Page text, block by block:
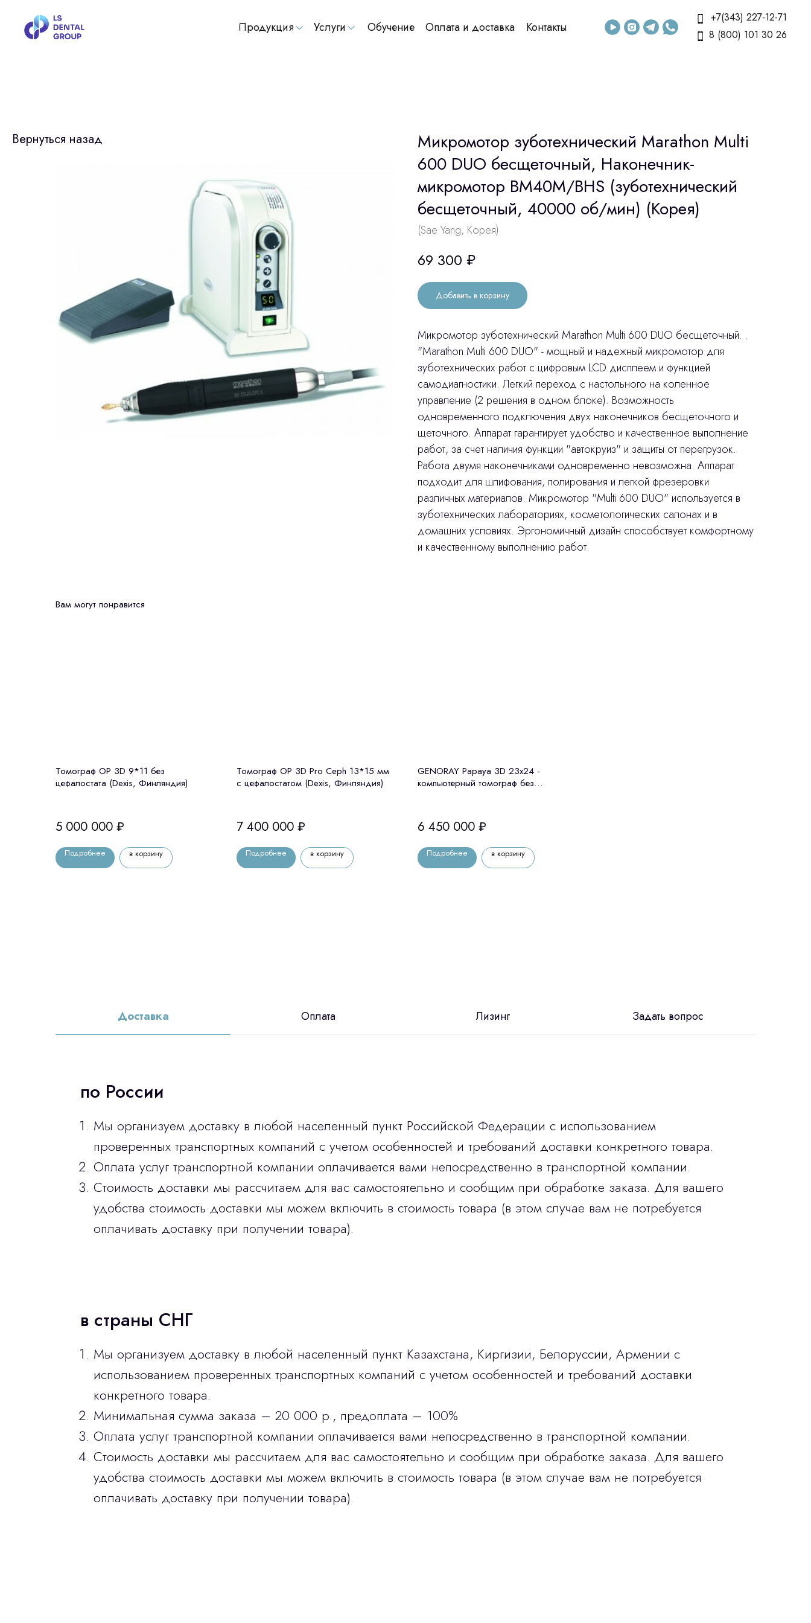
Обучение
Продукция Услуги Оплата и доставка Контакты
+7(343) 227-12-71
8 (800) 101 30 26
Вернуться назад
Микромотор зуботехнический Marathon Multi
600 DUO бесщеточный, Наконечник-
микромотор BM40M/BHS (зуботехнический
бесщеточный, 40000 об/мин) (Корея)
(Sae Yang, Корея)
69 300 ₽
Добавить в корзину
Микромотор зуботехнический Marathon Multi 600 DUO бесщеточный. .
"Marathon Multi 600 DUO" - мощный и надежный микромотор для
зуботехнических работ c цифровым LCD дисплеем и функцией
самодиагностики. Легкий переход с настольного на коленное
управление (2 решения в одном блоке). Возможность
одновременного подключения двух наконечников бесщеточного и
щеточного. Аппарат гарантирует удобство и качественное выполнение
работ, за счет наличия функции "автокруиз" и защиты от перегрузок.
Работа двумя наконечниками одновременно невозможна. Аппарат
подходит для шлифования, полирования и легкой фрезеровки
различных материалов. Микромотор "Multi 600 DUO" используется в
зуботехнических лабораториях, косметологических салонах и в
домашних условиях. Эргономичный дизайн способствует комфортному
и качественному выполнению работ.
Вам могут понравится
Томограф OP 3D 9*11 без
цефалостата (Dexis, Финляндия)
5 000 000 ₽
Подробнее в корзину
Томограф OP 3D Pro Ceph 13*15 мм
с цефалостатом (Dexis, Финляндия)
7 400 000 ₽
Подробнее в корзину
GENORAY Papaya 3D 23x24 -
компьютерный томограф без
6 450 000 ₽
Подробнее в корзину
Доставка Оплата Лизинг Задать вопрос
по России
Мы организуем доставку в любой населенный пункт Российской Федерации с использованием
проверенных транспортных компаний с учетом особенностей и требований доставки конкретного товара.
Оплата услуг транспортной компании оплачивается вами непосредственно в транспортной компании.
Стоимость доставки мы рассчитаем для вас самостоятельно и сообщим при обработке заказа. Для вашего
удобства стоимость доставки мы можем включить в стоимость товара (в этом случае вам не потребуется
оплачивать доставку при получении товара).
в страны СНГ
Мы организуем доставку в любой населенный пункт Казахстана, Киргизии, Белоруссии, Армении с
использованием проверенных транспортных компаний с учетом особенностей и требований доставки
конкретного товара.
Минимальная сумма заказа – 20 000 р., предоплата – 100%
Оплата услуг транспортной компании оплачивается вами непосредственно в транспортной компании.
Стоимость доставки мы рассчитаем для вас самостоятельно и сообщим при обработке заказа. Для вашего
удобства стоимость доставки мы можем включить в стоимость товара (в этом случае вам не потребуется
оплачивать доставку при получении товара).